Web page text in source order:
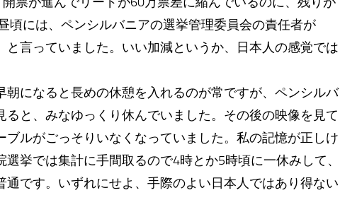
頃には、ペンシルバニアの選挙管理委員会の責任者が
と言っていました。いい加減というか、日本人の感覚では
になると長めの休憩を入れるのが常ですが、ペンシルバ
と、みなゆっくり休んでいました。その後の映像を見て
ルがごっそりいなくなっていました。私の記憶が正しけ
挙では集計に手間取るので4時とか5時頃に一休みして、
です。いずれにせよ、手際のよい日本人ではあり得ない